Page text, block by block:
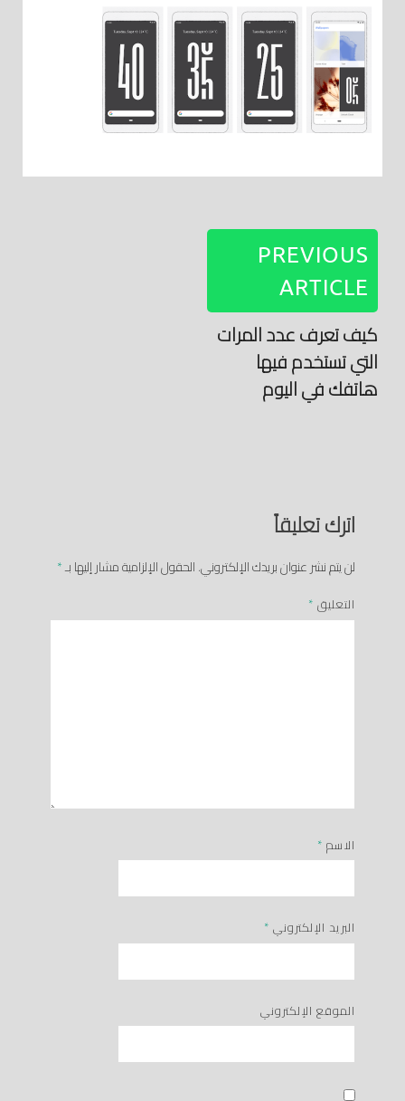
PREVIOUS
ARTICLE
كيف تعرف عدد المرات
التي تستخدم فيها
هاتفك في اليوم
اترك تعليقاً
لن يتم نشر عنوان بريدك الإلكتروني.الحقول الإلزامية مشار إليها بـ*
التعليق *
الاسم *
البريد الإلكتروني *
الموقع الإلكتروني